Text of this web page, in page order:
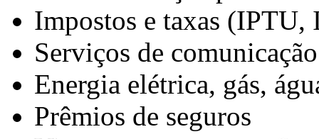
Impostos e taxas (IPTU,
Serviços de comunicação
Energia elétrica, gás,
Prêmios de seguros